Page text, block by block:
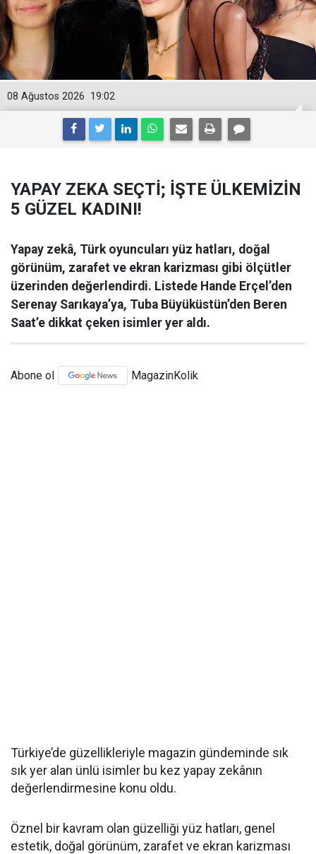
19:02
08 Ağustos 2026
YAPAY ZEKA SEÇTİ; İŞTE ÜLKEMİZİN
5 GÜZEL KADINI!
Yapay zekâ, Türk oyuncuları yüz hatları, doğal
görünüm, zarafet ve ekran karizması gibi ölçütler
üzerinden değerlendirdi. Listede Hande Erçel’den
Serenay Sarıkaya’ya, Tuba Büyüküstün’den Beren
Saat’e dikkat çeken isimler yer aldı.
Abone ol MagazinKolik
Türkiye’de güzellikleriyle magazin gündeminde sık
sık yer alan ünlü isimler bu kez yapay zekânın
değerlendirmesine konu oldu.
Öznel bir kavram olan güzelliği yüz hatları, genel
estetik, doğal görünüm, zarafet ve ekran karizması